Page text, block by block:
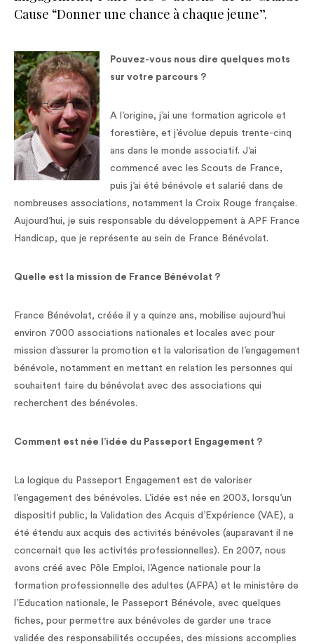
Cause “Donner une chance à chaque jeune”.
Pouvez-vous nous dire quelques mots
sur votre parcours ?
A l’origine, j’ai une formation agricole et
forestière, et j’évolue depuis trente-cinq
ans dans le monde associatif. J’ai
commencé avec les Scouts de France,
puis j’ai été bénévole et salarié dans de
nombreuses associations, notamment la Croix Rouge française.
Aujourd’hui, je suis responsable du développement à APF France
Handicap, que je représente au sein de France Bénévolat.
Quelle est la mission de France Bénévolat ?
France Bénévolat, créée il y a quinze ans, mobilise aujourd’hui
environ 7000 associations nationales et locales avec pour
mission d’assurer la promotion et la valorisation de l’engagement
bénévole, notamment en mettant en relation les personnes qui
souhaitent faire du bénévolat avec des associations qui
recherchent des bénévoles.
Comment est née l’idée du Passeport Engagement ?
La logique du Passeport Engagement est de valoriser
l’engagement des bénévoles. L’idée est née en 2003, lorsqu’un
dispositif public, la Validation des Acquis d’Expérience (VAE), a
été étendu aux acquis des activités bénévoles (auparavant il ne
concernait que les activités professionnelles). En 2007, nous
avons créé avec Pôle Emploi, l’Agence nationale pour la
formation professionnelle des adultes (AFPA) et le ministère de
l’Education nationale, le Passeport Bénévole, avec quelques
fiches, pour permettre aux bénévoles de garder une trace
validée des responsabilités occupées, des missions accomplies